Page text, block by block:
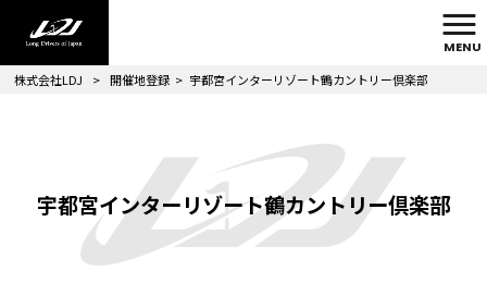
MENU
株式会社LDJ
> 開催地登録 > 宇都宮インターリゾート鶴カントリー倶楽部
宇都宮インターリゾート鶴カントリー倶楽部